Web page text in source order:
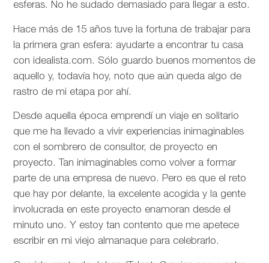
esferas. No he sudado demasiado para llegar a esto.
Hace más de 15 años tuve la fortuna de trabajar para
la primera gran esfera: ayudarte a encontrar tu casa
con idealista.com. Sólo guardo buenos momentos de
aquello y, todavía hoy, noto que aún queda algo de
rastro de mi etapa por ahí.
Desde aquella época emprendí un viaje en solitario
que me ha llevado a vivir experiencias inimaginables
con el sombrero de consultor, de proyecto en
proyecto. Tan inimaginables como volver a formar
parte de una empresa de nuevo. Pero es que el reto
que hay por delante, la excelente acogida y la gente
involucrada en este proyecto enamoran desde el
minuto uno. Y estoy tan contento que me apetece
escribir en mi viejo almanaque para celebrarlo.